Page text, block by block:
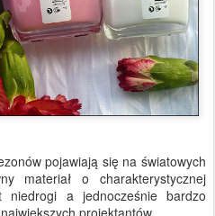
pojawiają się na światowych
materiał o charakterystycznej
a jednocześnie bardzo
projektantów.